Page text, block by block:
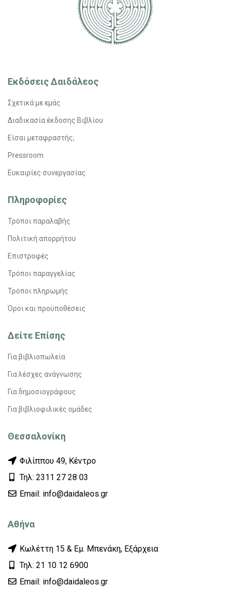
Εκδόσεις Δαιδάλεος
Σχετικά με εμάς
Διαδικασία έκδοσης Βιβλίου
Είσαι μεταφραστής;
Pressroom
Ευκαιρίες συνεργασίας
Πληροφορίες
Τρόποι παραλαβής
Πολιτική απορρήτου
Επιστροφές
Τρόποι παραγγελίας
Τρόποι πληρωμής
Όροι και προϋποθέσεις
Δείτε Επίσης
Για βιβλιοπωλεία
Για λέσχες ανάγνωσης
Για δημοσιογράφους
Για βιβλιοφιλικές ομάδες
Θεσσαλονίκη
Φιλίππου 49, Κέντρο
Τηλ: 2311 27 28 03
Εmail: info@daidaleos.gr
Αθήνα
Κωλέττη 15 & Εμ. Μπενάκη, Εξάρχεια
Τηλ: 21 10 12 6900
Εmail: info@daidaleos.gr